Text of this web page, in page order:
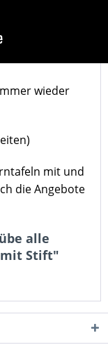
wieder
mit und
die Angebote
alle
mit Stift"